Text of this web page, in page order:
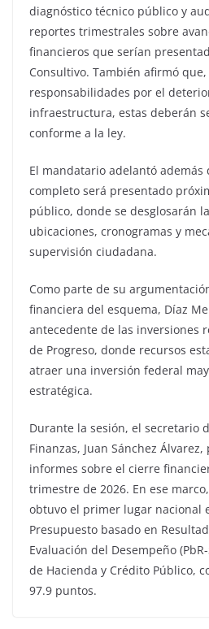
diagnóstico técnico público y
reportes trimestrales sobre
financieros que serían
Consultivo. También afirmó
responsabilidades por el
infraestructura, estas deberán
conforme a la ley.
El mandatario adelantó además
completo será presentado
público, donde se desglosarán
ubicaciones, cronogramas y
supervisión ciudadana.
Como parte de su
financiera del esquema, Díaz
antecedente de las inversiones
de Progreso, donde recursos
atraer una inversión federal
estratégica.
Durante la sesión, el secretario
Finanzas, Juan Sánchez
informes sobre el cierre
trimestre de 2026. En ese
obtuvo el primer lugar nacional
Presupuesto basado en
Evaluación del Desempeño
de Hacienda y Crédito Público,
97.9 puntos.